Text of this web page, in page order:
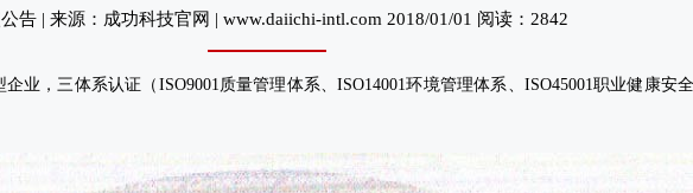
告 | 来源：成功科技官网 | www.daiichi-intl.com 2018/01/01 阅读：2842
业，三体系认证（ISO9001质量管理体系、ISO14001环境管理体系、ISO45001职业健康安